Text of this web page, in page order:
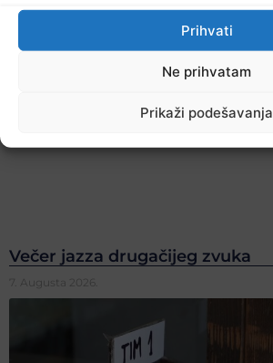
Prihvati
Ne prihvatam
Prikaži podešavanja
Večer jazza drugačijeg zvuka
7. Augusta 2026.